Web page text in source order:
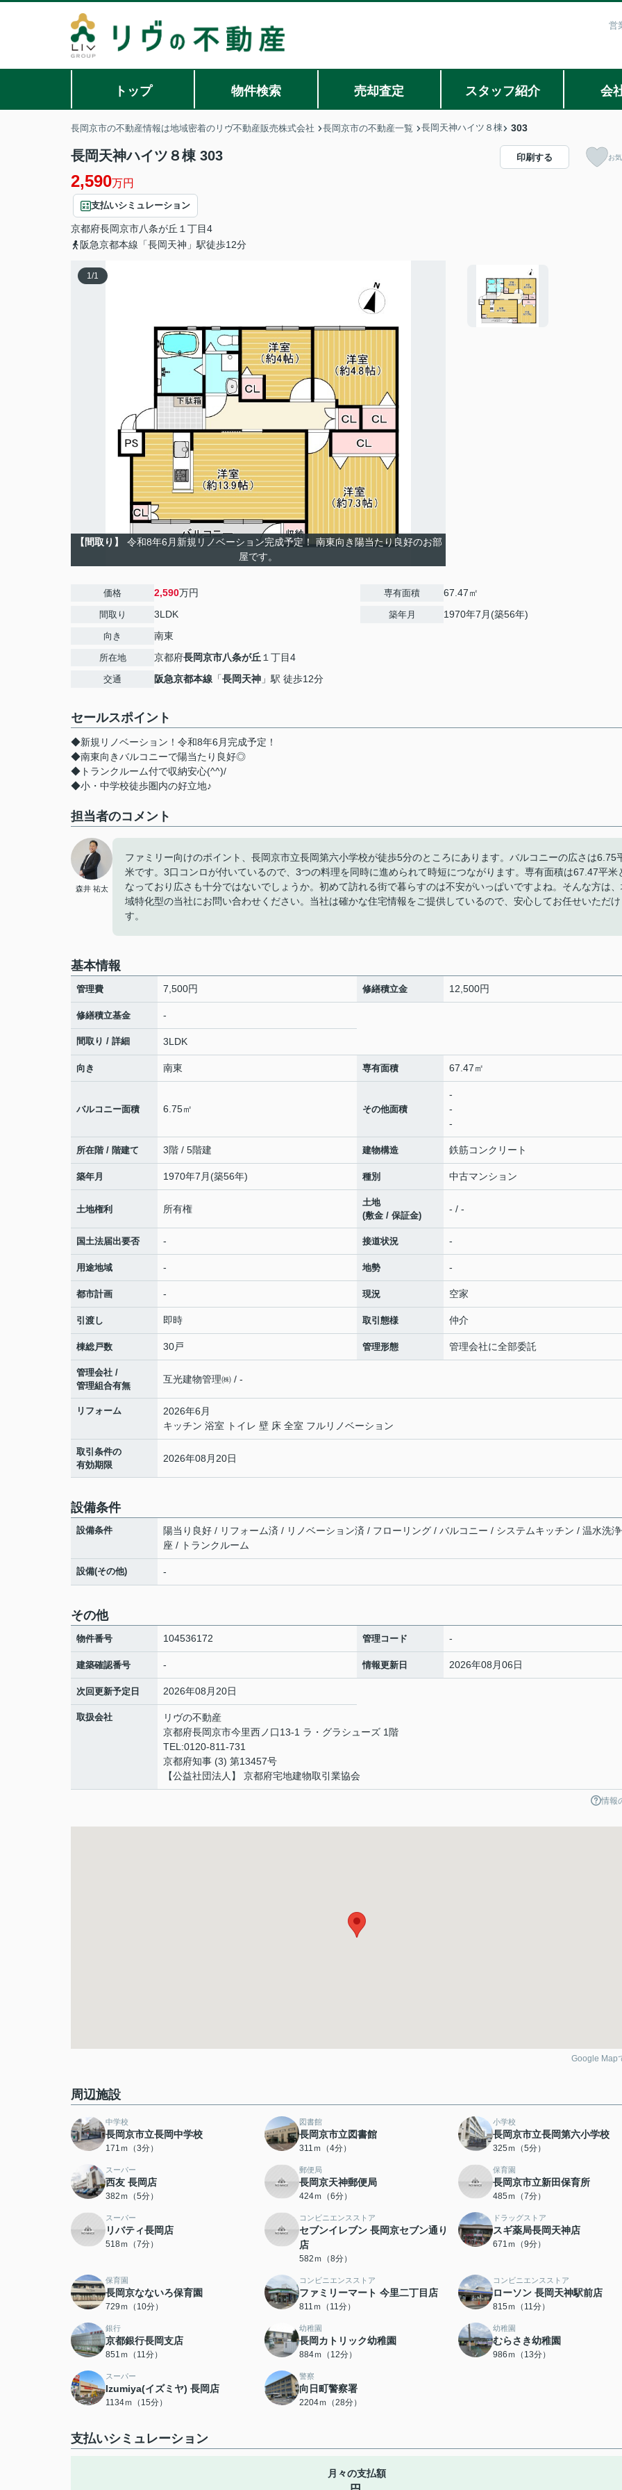
営
トップ 物件検索 売却査定 スタッフ紹介 会
長岡京市の不動産情報は地域密着のリヴ不動産販売株式会社 長岡京市の不動産一覧 長岡天神ハイツ８棟 303
長岡天神ハイツ８棟 303
2,590万円
支払いシミュレーション
京都府長岡京市八条が丘 １丁目4
阪急京都本線「長岡天神」駅徒歩12分
印刷する お
1/1
【間取り】
令和8年6月新規リノベーション完成予定！ 南東向き陽当たり良好のお部
屋です。
価格 2,590万円
間取り 3LDK
向き 南東
所在地 京都府長岡京市八条が丘 １丁目4
交通 阪急京都本線 「長岡天神 」駅 徒歩12分
専有面積 67.47㎡
築年月 1970年7月(築56年)
セールスポイント
◆新規リノベーション！令和8年6月完成予定！
◆南東向きバルコニーで陽当たり良好◎
◆トランクルーム付で収納安心(^^)/
◆小・中学校徒歩圏内の好立地♪
担当者のコメント
森井 祐太
ファミリー向けのポイント、長岡京市立長岡第六小学校が徒歩5分のところにあります。バルコニーの広さは6.75
米です。3口コンロが付いているので、3つの料理を同時に進められて時短につながります。専有面積は67.47平米
なっており広さも十分ではないでしょうか。初めて訪れる街で暮らすのは不安がいっぱいですよね。そんな方は
域特化型の当社にお問い合わせください。当社は確かな住宅情報をご提供しているので、安心してお任せいただ
す。
基本情報
管理費 7,500円 修繕積立金 12,500円
修繕積立基金 -
間取り / 詳細 3LDK
向き 南東 専有面積 67.47㎡
バルコニー面積 6.75㎡ その他面積
-
-
-
所在階 / 階建て 3階 / 5階建 建物構造 鉄筋コンクリート
築年月 1970年7月(築56年) 種別 中古マンション
土地権利 所有権
土地
(敷金 / 保証金)
- / -
国土法届出要否 - 接道状況 -
用途地域 - 地勢 -
都市計画 - 現況 空家
引渡し 即時 取引態様 仲介
棟総戸数 30戸 管理形態 管理会社に全部委託
管理会社 /
管理組合有無
互光建物管理㈱ / -
リフォーム
2026年6月
キッチン 浴室 トイレ 壁 床 全室 フルリノベーション
取引条件の
有効期限
2026年08月20日
設備条件
設備条件
陽当り良好 / リフォーム済 / リノベーション済 / フローリング / バルコニー / システムキッチン / 温水洗
座 / トランクルーム
設備(その他) -
その他
物件番号 104536172 管理コード -
建築確認番号 - 情報更新日 2026年08月06日
次回更新予定日 2026年08月20日
取扱会社
リヴの不動産
京都府長岡京市今里西ノ口13-1 ラ・グラシューズ 1階
TEL:0120-811-731
京都府知事 (3) 第13457号
【公益社団法人】 京都府宅地建物取引業協会
情報
Google Map
周辺施設
中学校
長岡京市立長岡中学校
171ｍ（3分）
図書館
長岡京市立図書館
311ｍ（4分）
小学校
長岡京市立長岡第六小学校
325ｍ（5分）
スーパー
西友 長岡店
382ｍ（5分）
郵便局
長岡京天神郵便局
424ｍ（6分）
保育園
長岡京市立新田保育所
485ｍ（7分）
スーパー
リバティ長岡店
518ｍ（7分）
コンビニエンスストア
セブンイレブン 長岡京セブン通り
店
582ｍ（8分）
ドラッグストア
スギ薬局長岡天神店
671ｍ（9分）
保育園
長岡京なないろ保育園
729ｍ（10分）
コンビニエンスストア
ファミリーマート 今里二丁目店
811ｍ（11分）
コンビニエンスストア
ローソン 長岡天神駅前店
815ｍ（11分）
銀行
京都銀行長岡支店
851ｍ（11分）
幼稚園
長岡カトリック幼稚園
884ｍ（12分）
幼稚園
むらさき幼稚園
986ｍ（13分）
スーパー
Izumiya(イズミヤ) 長岡店
1134ｍ（15分）
警察
向日町警察署
2204ｍ（28分）
支払いシミュレーション
月々の支払額